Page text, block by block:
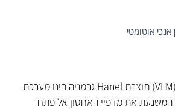
אוטומטי
מחסן אנכי אוטומטי (VLM) תוצרת Hanel גרמניה הינו מערכת
המשנעת את מדפיי האחסון אל פתח